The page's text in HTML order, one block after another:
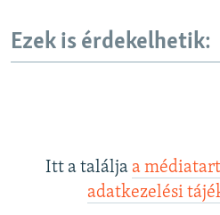
Ezek is érdekelhetik:
Itt a találja a
adatkezelési